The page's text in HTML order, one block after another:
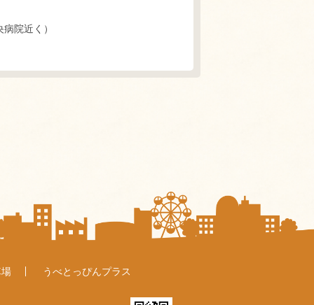
院近く）
うべとっぴんプラス